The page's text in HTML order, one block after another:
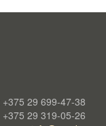
+375 29 699-47-38
+375 29 319-05-26